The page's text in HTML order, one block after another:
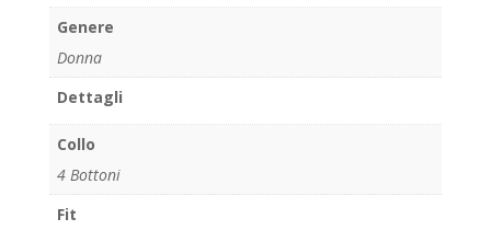
Genere
Donna
Dettagli
Collo
4 Bottoni
Fit